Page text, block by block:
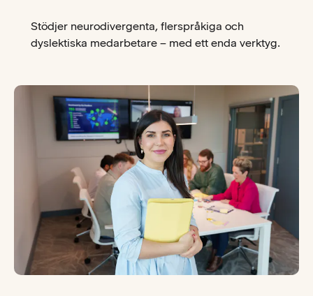
Stödjer neurodivergenta, flerspråkiga och
dyslektiska medarbetare – med ett enda verktyg.